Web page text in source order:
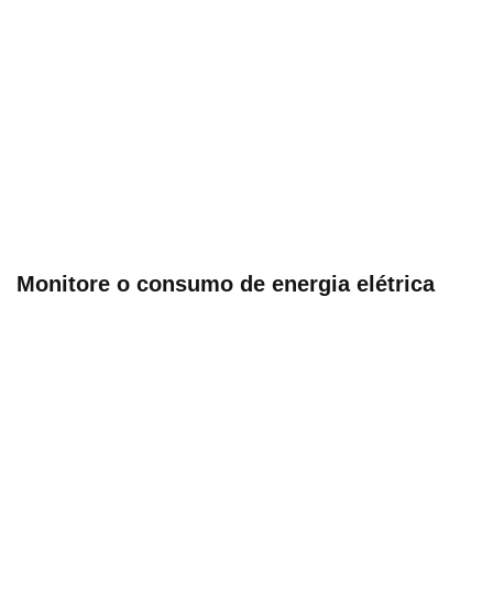
Monitore o consumo de energia elétrica